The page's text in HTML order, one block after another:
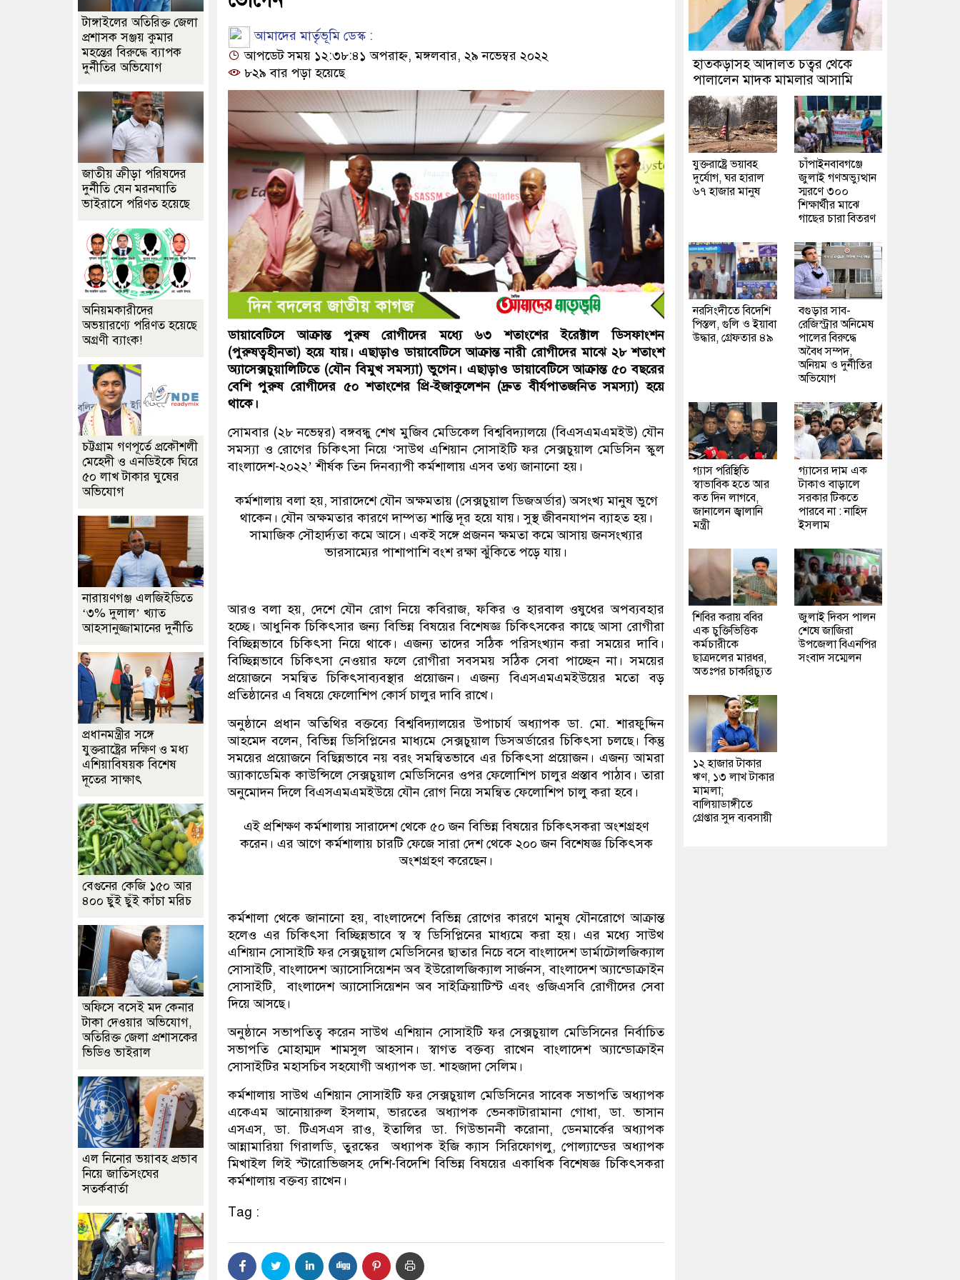
আমাদের মার্তৃভূমি ডেস্ক :
আপডেট সময় ১২:৩৮:৪১ অপরাহ্ন, মঙ্গলবার, ২৯ নভেম্বর ২০২২
৮২৯ বার পড়া হয়েছে
ডায়াবেটিসে আক্রান্ত পুরুষ রোগীদের মধ্যে ৬৩ শতাংশের ইরেক্টাল ডিসফাংশন
(পুরুষত্বহীনতা) হয়ে যায়। এছাড়াও ডায়াবেটিসে আক্রান্ত নারী রোগীদের মাঝে ২৮ শতাংশ
অ্যাসেক্সচুয়ালিটিতে (যৌন বিমুখ সমস্যা) ভুগেন। এছাড়াও ডায়াবেটিসে আক্রান্ত ৫০ বছরের
বেশি পুরুষ রোগীদের ৫০ শতাংশের প্রি-ইজাকুলেশন (দ্রুত বীর্যপাতজনিত সমস্যা) হয়ে
থাকে।
সোমবার (২৮ নভেম্বর) বঙ্গবন্ধু শেখ মুজিব মেডিকেল বিশ্ববিদ্যালয়ে (বিএসএমএমইউ) যৌন
সমস্যা ও রোগের চিকিৎসা নিয়ে ‘সাউথ এশিয়ান সোসাইটি ফর সেক্সচুয়াল মেডিসিন স্কুল
বাংলাদেশ-২০২২’ শীর্ষক তিন দিনব্যাপী কর্মশালায় এসব তথ্য জানানো হয়।
কর্মশালায় বলা হয়, সারাদেশে যৌন অক্ষমতায় (সেক্সচুয়াল ডিজঅর্ডার) অসংখ্য মানুষ ভুগে
থাকেন। যৌন অক্ষমতার কারণে দাম্পত্য শান্তি দূর হয়ে যায়। সুস্থ জীবনযাপন ব্যাহত হয়।
সামাজিক সৌহার্দ্যতা কমে আসে। একই সঙ্গে প্রজনন ক্ষমতা কমে আসায় জনসংখ্যার
ভারসাম্যের পাশাপাশি বংশ রক্ষা ঝুঁকিতে পড়ে যায়।
আরও বলা হয়, দেশে যৌন রোগ নিয়ে কবিরাজ, ফকির ও হারবাল ওষুধের অপব্যবহার
হচ্ছে। আধুনিক চিকিৎসার জন্য বিভিন্ন বিষয়ের বিশেষজ্ঞ চিকিৎসকের কাছে আসা রোগীরা
বিচ্ছিন্নভাবে চিকিৎসা নিয়ে থাকে। এজন্য তাদের সঠিক পরিসংখ্যান করা সময়ের দাবি।
বিচ্ছিন্নভাবে চিকিৎসা নেওয়ার ফলে রোগীরা সবসময় সঠিক সেবা পাচ্ছেন না। সময়ের
প্রয়োজনে সমন্বিত চিকিৎসাব্যবস্থার প্রয়োজন। এজন্য বিএসএমএমইউয়ের মতো বড়
প্রতিষ্ঠানের এ বিষয়ে ফেলোশিপ কোর্স চালুর দাবি রাখে।
অনুষ্ঠানে প্রধান অতিথির বক্তব্যে বিশ্ববিদ্যালয়ের উপাচার্য অধ্যাপক ডা. মো. শারফুদ্দিন
আহমেদ বলেন, বিভিন্ন ডিসিপ্লিনের মাধ্যমে সেক্সচুয়াল ডিসঅর্ডারের চিকিৎসা চলছে। কিন্তু
সময়ের প্রয়োজনে বিছিন্নভাবে নয় বরং সমন্বিতভাবে এর চিকিৎসা প্রয়োজন। এজন্য আমরা
অ্যাকাডেমিক কাউন্সিলে সেক্সচুয়াল মেডিসিনের ওপর ফেলোশিপ চালুর প্রস্তাব পাঠাব। তারা
অনুমোদন দিলে বিএসএমএমইউয়ে যৌন রোগ নিয়ে সমন্বিত ফেলোশিপ চালু করা হবে।
এই প্রশিক্ষণ কর্মশালায় সারাদেশ থেকে ৫০ জন বিভিন্ন বিষয়ের চিকিৎসকরা অংশগ্রহণ
করেন। এর আগে কর্মশালায় চারটি ফেজে সারা দেশ থেকে ২০০ জন বিশেষজ্ঞ চিকিৎসক
অংশগ্রহণ করেছেন।
কর্মশালা থেকে জানানো হয়, বাংলাদেশে বিভিন্ন রোগের কারণে মানুষ যৌনরোগে আক্রান্ত
হলেও এর চিকিৎসা বিচ্ছিন্নভাবে স্ব স্ব ডিসিপ্লিনের মাধ্যমে করা হয়। এর মধ্যে সাউথ
এশিয়ান সোসাইটি ফর সেক্সচুয়াল মেডিসিনের ছাতার নিচে বসে বাংলাদেশ ডার্মাটোলজিক্যাল
সোসাইটি, বাংলাদেশ অ্যাসোসিয়েশন অব ইউরোলজিক্যাল সার্জনস, বাংলাদেশ অ্যান্ডোক্রাইন
সোসাইটি, বাংলাদেশ অ্যাসোসিয়েশন অব সাইক্রিয়াটিস্ট এবং ওজিএসবি রোগীদের সেবা
দিয়ে আসছে।
অনুষ্ঠানে সভাপতিত্ব করেন সাউথ এশিয়ান সোসাইটি ফর সেক্সচুয়াল মেডিসিনের নির্বাচিত
সভাপতি মোহাম্মদ শামসুল আহসান। স্বাগত বক্তব্য রাখেন বাংলাদেশ অ্যান্ডোক্রাইন
সোসাইটির মহাসচিব সহযোগী অধ্যাপক ডা. শাহজাদা সেলিম।
কর্মশালায় সাউথ এশিয়ান সোসাইটি ফর সেক্সচুয়াল মেডিসিনের সাবেক সভাপতি অধ্যাপক
একেএম আনোয়ারুল ইসলাম, ভারতের অধ্যাপক ভেনকাটারামানা গোধা, ডা. ভাসান
এসএস, ডা. টিএসএস রাও, ইতালির ডা. গিউভাননী করোনা, ডেনমার্কের অধ্যাপক
আন্নামারিয়া গিরালডি, তুরস্কের অধ্যাপক ইজি ক্যাস সিরিফোগলু, পোল্যান্ডের অধ্যাপক
মিখাইল লিই স্টারোভিজসহ দেশি-বিদেশি বিভিন্ন বিষয়ের একাধিক বিশেষজ্ঞ চিকিৎসকরা
কর্মশালায় বক্তব্য রাখেন।
Tag :
টাঙ্গাইলের অতিরিক্ত জেলা
প্রশাসক সঞ্জয় কুমার
মহন্তের বিরুদ্ধে ব্যাপক
দুর্নীতির অভিযোগ
জাতীয় ক্রীড়া পরিষদের
দুর্নীতি যেন মরনঘাতি
ভাইরাসে পরিণত হয়েছে
অনিয়মকারীদের
অভয়ারণ্যে পরিণত হয়েছে
অগ্রণী ব্যাংক!
চট্টগ্রাম গণপূর্তে প্রকৌশলী
মেহেদী ও এনডিইকে ঘিরে
৫০ লাখ টাকার ঘুষের
অভিযোগ
নারায়ণগঞ্জ এলজিইডিতে
‘৩% দুলাল’ খ্যাত
আহসানুজ্জামানের দুর্নীতি
প্রধানমন্ত্রীর সঙ্গে
যুক্তরাষ্ট্রের দক্ষিণ ও মধ্য
এশিয়াবিষয়ক বিশেষ
দূতের সাক্ষাৎ
বেগুনের কেজি ১৫০ আর
৪০০ ছুঁই ছুঁই কাঁচা মরিচ
অফিসে বসেই মদ কেনার
টাকা দেওয়ার অভিযোগ,
অতিরিক্ত জেলা প্রশাসকের
ভিডিও ভাইরাল
এল নিনোর ভয়াবহ প্রভাব
নিয়ে জাতিসংঘের
সতর্কবার্তা
হাতকড়াসহ আদালত চত্বর থেকে
পালালেন মাদক মামলার আসামি
যুক্তরাষ্ট্রে ভয়াবহ
দুর্যোগ, ঘর হারাল
৬৭ হাজার মানুষ
চাঁপাইনবাবগঞ্জে
জুলাই গণঅভ্যুত্থান
স্মরণে ৩০০
শিক্ষার্থীর মাঝে
গাছের চারা বিতরণ
নরসিংদীতে বিদেশি
পিস্তল, গুলি ও ইয়াবা
উদ্ধার, গ্রেফতার ৪৯
বগুড়ার সাব-
রেজিস্ট্রার অনিমেষ
পালের বিরুদ্ধে
অবৈধ সম্পদ,
অনিয়ম ও দুর্নীতির
অভিযোগ
গ্যাস পরিস্থিতি
স্বাভাবিক হতে আর
কত দিন লাগবে,
জানালেন জ্বালানি
মন্ত্রী
গ্যাসের দাম এক
টাকাও বাড়ালে
সরকার টিকতে
পারবে না : নাহিদ
ইসলাম
শিবির করায় ববির
এক চুক্তিভিত্তিক
কর্মচারীকে
ছাত্রদলের মারধর,
অতঃপর চাকরিচ্যুত
জুলাই দিবস পালন
শেষে জাজিরা
উপজেলা বিএনপির
সংবাদ সম্মেলন
১২ হাজার টাকার
ঋণ, ১৩ লাখ টাকার
মামলা;
বালিয়াডাঙ্গীতে
গ্রেপ্তার সুদ ব্যবসায়ী